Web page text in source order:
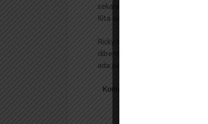
sekarang kan belum ada
Kita sudah minta MPMF untuk
Ricky berharap setiap KAM
dibentuk untuk kepastian
ada pemilu ulang untuk cagub
Komentar Facebook Anda